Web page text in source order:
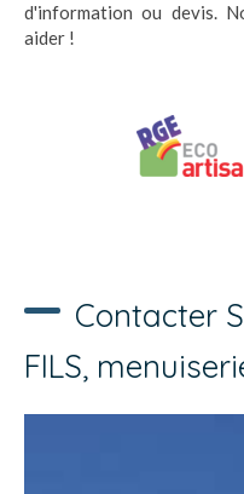
d'information ou devis.
aider !
Contacter
FILS,